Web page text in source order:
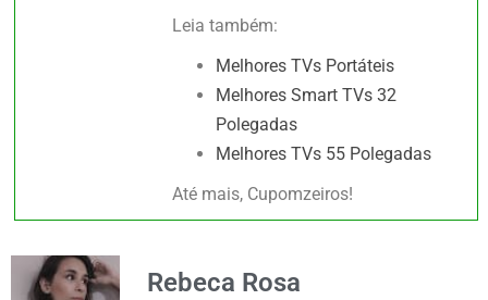
Leia também:
Melhores TVs Portáteis
Melhores Smart TVs 32
Polegadas
Melhores TVs 55 Polegadas
Até mais, Cupomzeiros!
Rebeca Rosa